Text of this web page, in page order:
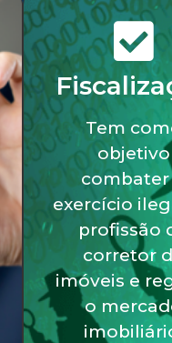
Tem
objetivo
combater
exercício
profissão
corretor
imóveis e
o